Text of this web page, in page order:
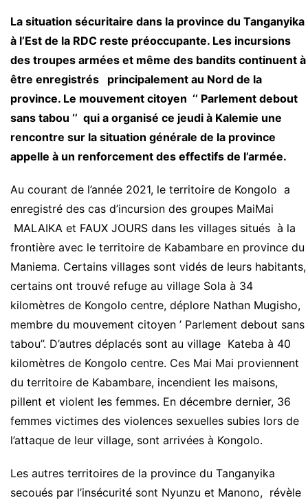
La situation sécuritaire dans la province du Tanganyika
à l’Est de la RDC reste préoccupante. Les incursions
des troupes armées et même des bandits continuent à
être enregistrés principalement au Nord de la
province. Le mouvement citoyen ‘’ Parlement debout
sans tabou ‘’ qui a organisé ce jeudi à Kalemie une
rencontre sur la situation générale de la province
appelle à un renforcement des effectifs de l’armée.
Au courant de l’année 2021, le territoire de Kongolo a
enregistré des cas d’incursion des groupes MaiMai
MALAIKA et FAUX JOURS dans les villages situés à la
frontière avec le territoire de Kabambare en province du
Maniema. Certains villages sont vidés de leurs habitants,
certains ont trouvé refuge au village Sola à 34
kilomètres de Kongolo centre, déplore Nathan Mugisho,
membre du mouvement citoyen ’ Parlement debout sans
tabou’’. D’autres déplacés sont au village Kateba à 40
kilomètres de Kongolo centre. Ces Mai Mai proviennent
du territoire de Kabambare, incendient les maisons,
pillent et violent les femmes. En décembre dernier, 36
femmes victimes des violences sexuelles subies lors de
l’attaque de leur village, sont arrivées à Kongolo.
Les autres territoires de la province du Tanganyika
secoués par l’insécurité sont Nyunzu et Manono, révèle